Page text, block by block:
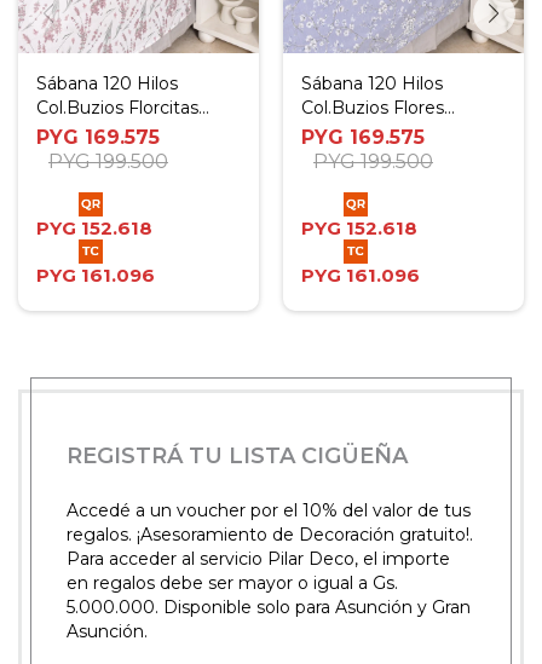
Sábana 120 Hilos
Col.Buzios Florcitas
Rosa - Twin
PYG 169.575
PYG 199.500
PYG 152.618
PYG 161.096
Sábana 120 Hilos
Col.Buzios Flores
Celeste - Twin
PYG 169.575
PYG 199.500
PYG 152.618
PYG 161.096
REGISTRÁ TU LISTA CIGÜEÑA
Accedé a un voucher por el 10% del valor de tus
regalos. ¡Asesoramiento de Decoración gratuito!.
Para acceder al servicio Pilar Deco, el importe
en regalos debe ser mayor o igual a Gs.
5.000.000. Disponible solo para Asunción y Gran
Asunción.